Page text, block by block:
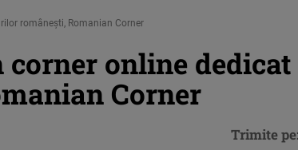
românești, Romanian Corner
corner online dedicat
Corner
Trimite pe: